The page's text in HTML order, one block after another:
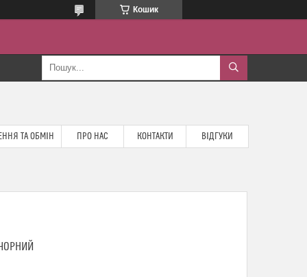
Кошик
ТА ОБМІН ПРО НАС КОНТАКТИ ВІДГУКИ